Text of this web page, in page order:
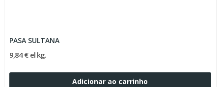
PASA SULTANA
9,84 € el kg.
Adicionar ao carrinho